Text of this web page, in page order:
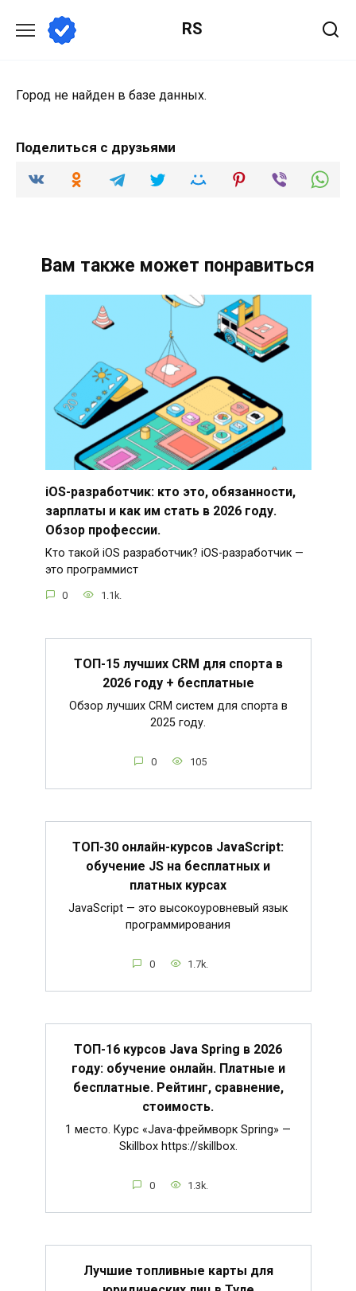
содержанию
RS
Город не найден в базе данных.
Поделиться с друзьями
Вам также может понравиться
iOS-разработчик: кто это, обязанности,
зарплаты и как им стать в 2026 году.
Обзор профессии.
Кто такой iOS разработчик? iOS-разработчик —
это программист
0 1.1k.
ТОП-15 лучших CRM для спорта в
2026 году + бесплатные
Обзор лучших CRM систем для спорта в
2025 году.
0 105
ТОП-30 онлайн-курсов JavaScript:
обучение JS на бесплатных и
платных курсах
JavaScript — это высокоуровневый язык
программирования
0 1.7k.
ТОП-16 курсов Java Spring в 2026
году: обучение онлайн. Платные и
бесплатные. Рейтинг, сравнение,
стоимость.
1 место. Курс «Java-фреймворк Spring» —
Skillbox https://skillbox.
0 1.3k.
Лучшие топливные карты для